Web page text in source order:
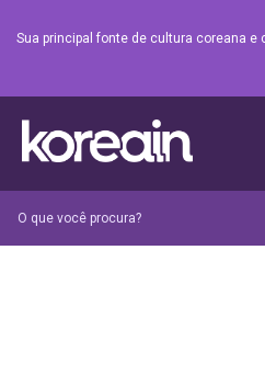
Sua principal fonte de cultura coreana e